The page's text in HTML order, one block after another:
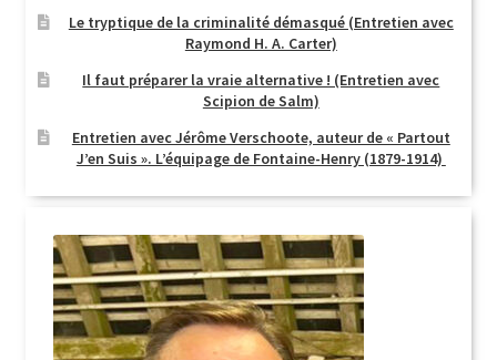
Le tryptique de la criminalité démasqué (Entretien avec
Raymond H. A. Carter)
Il faut préparer la vraie alternative ! (Entretien avec
Scipion de Salm)
Entretien avec Jérôme Verschoote, auteur de « Partout
J’en Suis ». L’équipage de Fontaine-Henry (1879-1914)